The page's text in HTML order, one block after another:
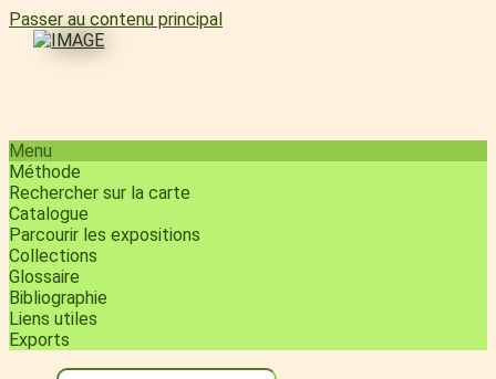
Passer au contenu principal
Menu
Méthode
Rechercher sur la carte
Catalogue
Parcourir les expositions
Collections
Glossaire
Bibliographie
Liens utiles
Exports